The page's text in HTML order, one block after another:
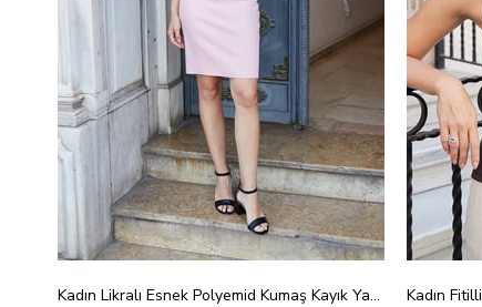
Kadın Likralı Esnek Polyemid Kumaş Kayık Yaka Kolsuz Body Bluz-Lacivert Kadın